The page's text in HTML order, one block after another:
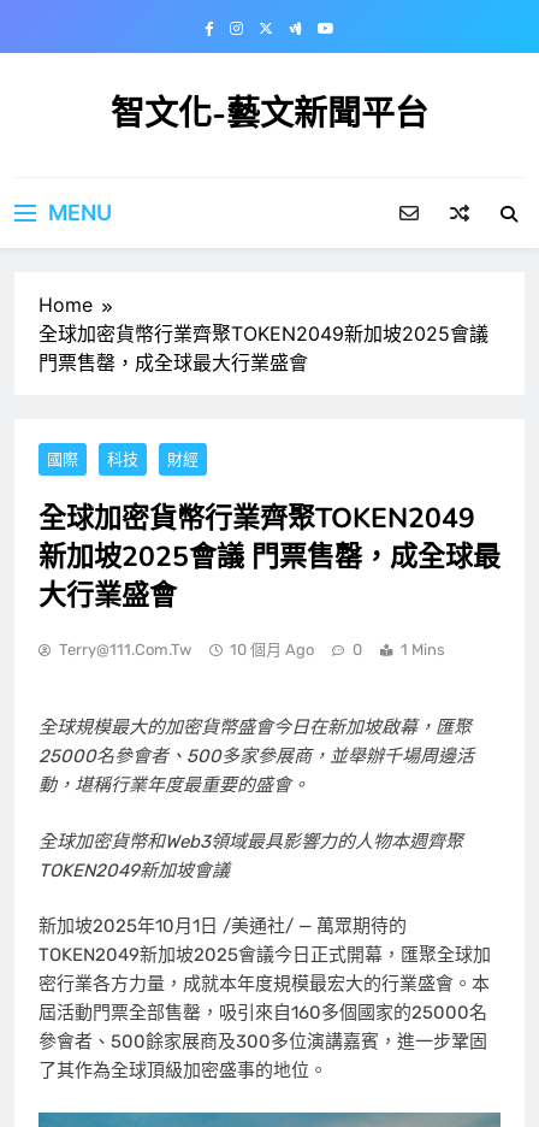
智文化-藝文新聞平台
MENU
Home
全球加密貨幣行業齊聚TOKEN2049新加坡2025會議
門票售罄，成全球最大行業盛會
國際 科技 財經
全球加密貨幣行業齊聚TOKEN2049
新加坡2025會議 門票售罄，成全球最
大行業盛會
Terry@111.com.tw 10 個月 Ago 0 1 Mins
全球規模最大的加密貨幣盛會今日在新加坡啟幕，匯聚
25000名參會者、 500多家參展商，並舉辦千場周邊活
動，堪稱行業年度最重要的盛會。
全球加密貨幣和Web3領域最具影響力的人物本週齊聚
TOKEN2049新加坡會議
新加坡2025年10月1日 /美通社/ — 萬眾期待的
TOKEN2049新加坡2025會議今日正式開幕，匯聚全球加
密行業各方力量，成就本年度規模最宏大的行業盛會。本
屆活動門票全部售罄，吸引來自160多個國家的25000名
參會者、500餘家展商及300多位演講嘉賓，進一步鞏固
了其作為全球頂級加密盛事的地位。